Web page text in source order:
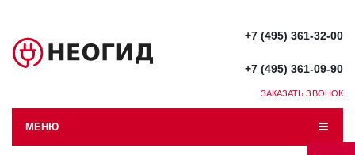
+7 (495) 361-32-00
+7 (495) 361-09-90
ЗАКАЗАТЬ ЗВОНОК
МЕНЮ